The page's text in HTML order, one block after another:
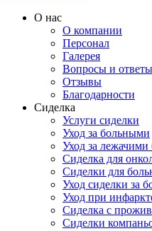
О нас
О компании
Персонал
Галерея
Вопросы и ответы
Отзывы
Благодарности
Сиделка
Услуги сиделки
Уход за больными
Уход за
Сиделка для
Сиделки для
Уход сиделки за
Уход при
Сиделка с
Сиделки